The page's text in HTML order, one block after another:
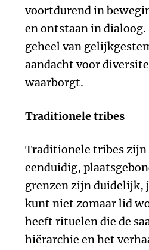
voortdurend in
en ontstaan in
geheel van
aandacht voor
waarborgt.
Traditionele tribes
Traditionele tribes zijn
eenduidig,
grenzen zijn duidelijk,
kunt niet zomaar lid
heeft rituelen die de
hiërarchie en het